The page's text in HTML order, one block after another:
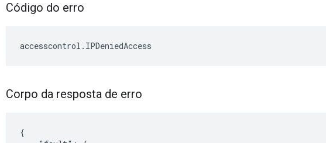
Código do erro
Corpo da resposta de erro
{